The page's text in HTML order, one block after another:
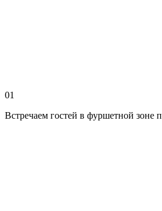
01
Встречаем гостей в фуршетной зоне